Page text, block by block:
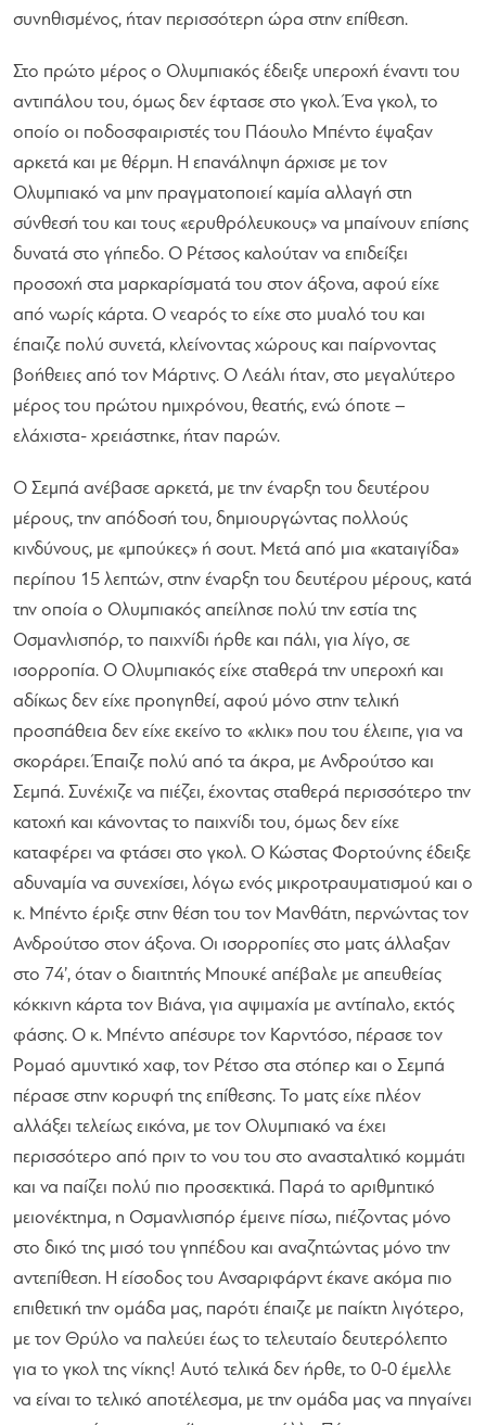
συνηθισμένος, ήταν περισσότερη ώρα στην επίθεση.
Στο πρώτο μέρος ο Ολυμπιακός έδειξε υπεροχή έναντι του
αντιπάλου του, όμως δεν έφτασε στο γκολ. Ένα γκολ, το
οποίο οι ποδοσφαιριστές του Πάουλο Μπέντο έψαξαν
αρκετά και με θέρμη. Η επανάληψη άρχισε με τον
Ολυμπιακό να μην πραγματοποιεί καμία αλλαγή στη
σύνθεσή του και τους «ερυθρόλευκους» να μπαίνουν επίσης
δυνατά στο γήπεδο. Ο Ρέτσος καλούταν να επιδείξει
προσοχή στα μαρκαρίσματά του στον άξονα, αφού είχε
από νωρίς κάρτα. Ο νεαρός το είχε στο μυαλό του και
έπαιζε πολύ συνετά, κλείνοντας χώρους και παίρνοντας
βοήθειες από τον Μάρτινς. Ο Λεάλι ήταν, στο μεγαλύτερο
μέρος του πρώτου ημιχρόνου, θεατής, ενώ όποτε –
ελάχιστα- χρειάστηκε, ήταν παρών.
Ο Σεμπά ανέβασε αρκετά, με την έναρξη του δευτέρου
μέρους, την απόδοσή του, δημιουργώντας πολλούς
κινδύνους, με «μπούκες» ή σουτ. Μετά από μια «καταιγίδα»
περίπου 15 λεπτών, στην έναρξη του δευτέρου μέρους, κατά
την οποία ο Ολυμπιακός απείλησε πολύ την εστία της
Οσμανλισπόρ, το παιχνίδι ήρθε και πάλι, για λίγο, σε
ισορροπία. Ο Ολυμπιακός είχε σταθερά την υπεροχή και
αδίκως δεν είχε προηγηθεί, αφού μόνο στην τελική
προσπάθεια δεν είχε εκείνο το «κλικ» που του έλειπε, για να
σκοράρει. Έπαιζε πολύ από τα άκρα, με Ανδρούτσο και
Σεμπά. Συνέχιζε να πιέζει, έχοντας σταθερά περισσότερο την
κατοχή και κάνοντας το παιχνίδι του, όμως δεν είχε
καταφέρει να φτάσει στο γκολ. Ο Κώστας Φορτούνης έδειξε
αδυναμία να συνεχίσει, λόγω ενός μικροτραυματισμού και ο
κ. Μπέντο έριξε στην θέση του τον Μανθάτη, περνώντας τον
Ανδρούτσο στον άξονα. Οι ισορροπίες στο ματς άλλαξαν
στο 74’, όταν ο διαιτητής Μπουκέ απέβαλε με απευθείας
κόκκινη κάρτα τον Βιάνα, για αψιμαχία με αντίπαλο, εκτός
φάσης. Ο κ. Μπέντο απέσυρε τον Καρντόσο, πέρασε τον
Ρομαό αμυντικό χαφ, τον Ρέτσο στα στόπερ και ο Σεμπά
πέρασε στην κορυφή της επίθεσης. Το ματς είχε πλέον
αλλάξει τελείως εικόνα, με τον Ολυμπιακό να έχει
περισσότερο από πριν το νου του στο ανασταλτικό κομμάτι
και να παίζει πολύ πιο προσεκτικά. Παρά το αριθμητικό
μειονέκτημα, η Οσμανλισπόρ έμεινε πίσω, πιέζοντας μόνο
στο δικό της μισό του γηπέδου και αναζητώντας μόνο την
αντεπίθεση. Η είσοδος του Ανσαριφάρντ έκανε ακόμα πιο
επιθετική την ομάδα μας, παρότι έπαιζε με παίκτη λιγότερο,
με τον Θρύλο να παλεύει έως το τελευταίο δευτερόλεπτο
για το γκολ της νίκης! Αυτό τελικά δεν ήρθε, το 0-0 έμελλε
να είναι το τελικό αποτέλεσμα, με την ομάδα μας να πηγαίνει